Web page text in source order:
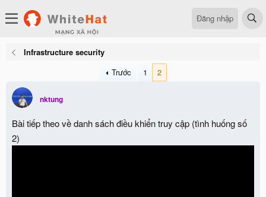
Đăng nhập
Infrastructure security
Trước
1 2
nktung
Bài tiếp theo về danh sách điều khiển truy cập (tình huống số
2)